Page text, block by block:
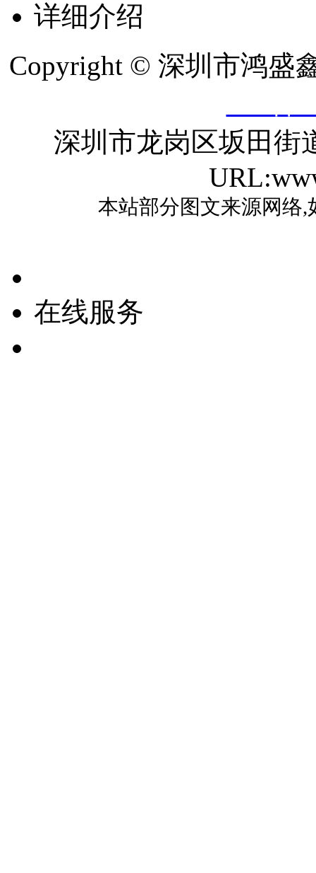
详细介绍
Copyright © 深圳市鸿盛
深圳市龙岗区坂田
本站部分图文来源网络
在线服务